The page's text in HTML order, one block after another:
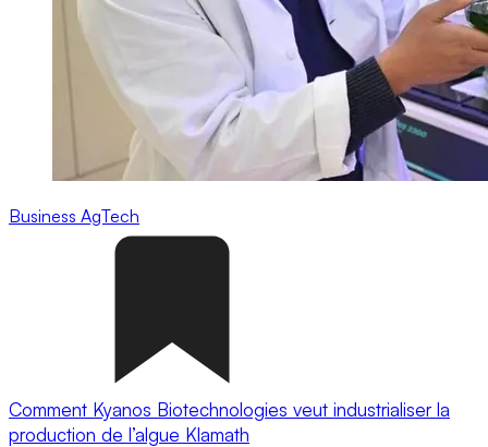
Business AgTech
Comment Kyanos Biotechnologies veut industrialiser la
production de l’algue Klamath